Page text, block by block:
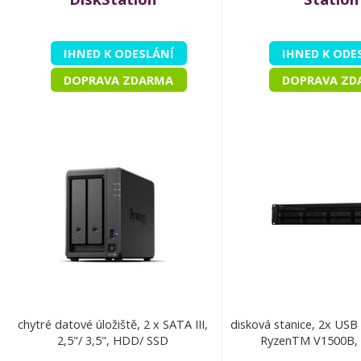
IHNED K ODESLÁNÍ
DOPRAVA ZDARMA
chytré datové úložiště, 2 x SATA III,
2,5"/ 3,5", HDD/ SSD
IHNED K
DOPRAVA
disková stanice, 2x USB
RyzenTM V1500B,